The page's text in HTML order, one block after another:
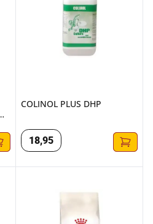
COLINOL PLUS DHP
18,95